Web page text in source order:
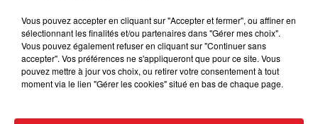
BÉTHUNE: ENQUÊTE POUR HOMICIDE
VOLONTAIRE EN COURS, APRÈS LA...
Selon les premiers éléments, le logement servait
à des prostituées
Vous pouvez accepter en cliquant sur "Accepter et fermer", ou affiner en
sélectionnant les finalités et/ou partenaires dans "Gérer mes choix".
Vous pouvez également refuser en cliquant sur "Continuer sans
accepter". Vos préférences ne s'appliqueront que pour ce site. Vous
pouvez mettre à jour vos choix, ou retirer votre consentement à tout
moment via le lien "Gérer les cookies" situé en bas de chaque page.